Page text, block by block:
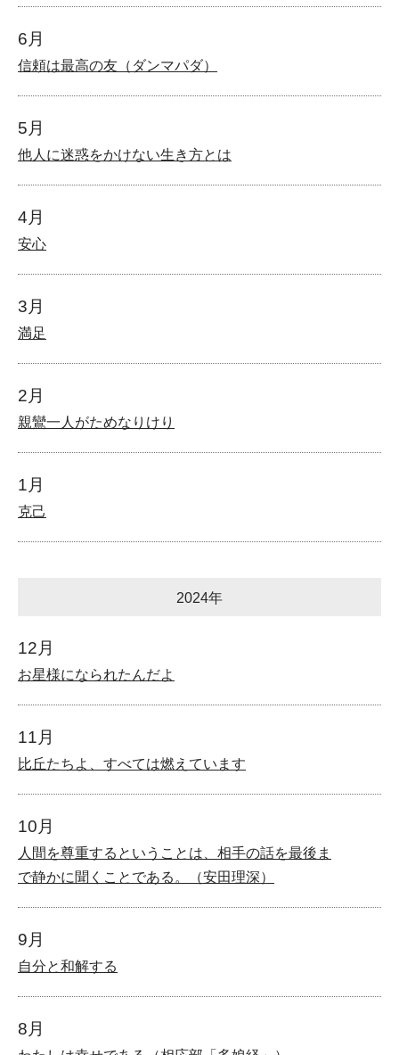
6月
信頼は最高の友（ダンマパダ）
5月
他人に迷惑をかけない生き方とは
4月
安心
3月
満足
2月
親鸞一人がためなりけり
1月
克己
2024年
12月
お星様になられたんだよ
11月
比丘たちよ、すべては燃えています
10月
人間を尊重するということは、相手の話を最後ま
で静かに聞くことである。（安田理深）
9月
自分と和解する
8月